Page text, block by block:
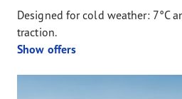
Designed for cold weather: 7°C
traction.
Show offers